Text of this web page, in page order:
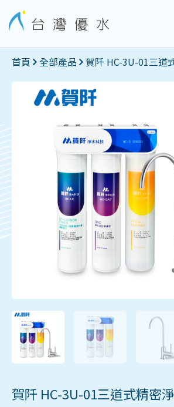
首頁 全部產品 賀阡 HC-3U-01三道
賀阡 HC-3U-01三道式精密